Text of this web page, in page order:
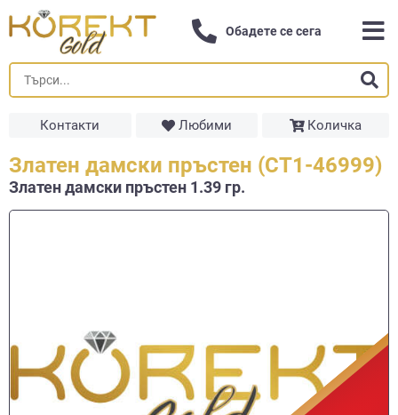
Обадете се сега
Контакти Любими Количка
Златен дамски пръстен (СТ1-46999)
Златен дамски пръстен 1.39 гр.